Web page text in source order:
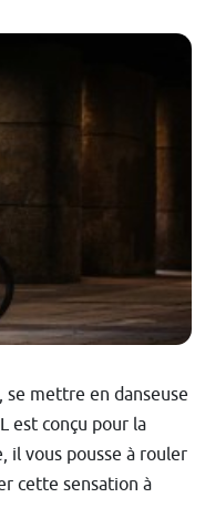
se mettre en danseuse
est conçu pour la
il vous pousse à rouler
cette sensation à